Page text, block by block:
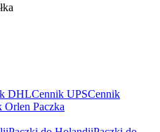
DHLCennik UPSCennik
Orlen Paczka